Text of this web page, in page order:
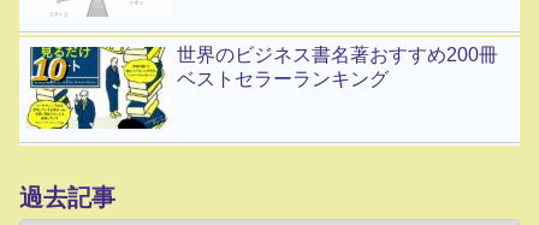
世界のビジネス書名著おすすめ200冊
ベストセラーランキング
過去記事